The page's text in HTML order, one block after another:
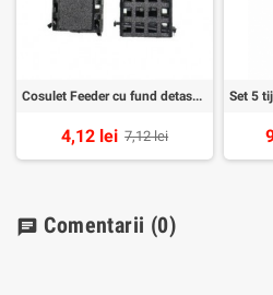
Cosulet Feeder cu fund detasabil 70gr
4,12 lei 7,12 lei
chat Comentarii (0)